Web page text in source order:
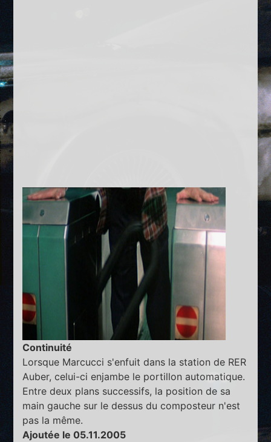
Continuité
Lorsque Marcucci s'enfuit dans la station de RER
Auber, celui-ci enjambe le portillon automatique.
Entre deux plans successifs, la position de sa
main gauche sur le dessus du composteur n'est
pas la même.
Ajoutée le 05.11.2005